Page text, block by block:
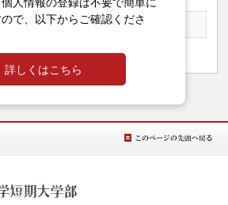
｜新着一覧に戻る ｜次の記事
・AI教育
で、以下からご確認くださ
詳しくはこちら